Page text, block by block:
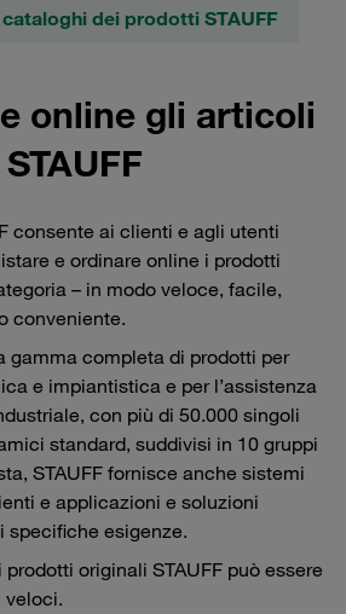
dei prodotti STAUFF
online gli articoli
STAUFF
consente ai clienti e agli utenti
e ordinare online i prodotti
– in modo veloce, facile,
conveniente.
gamma completa di prodotti per
e impiantistica e per l’assistenza
con più di 50.000 singoli
standard, suddivisi in 10 gruppi
STAUFF fornisce anche sistemi
e applicazioni e soluzioni
specifiche esigenze.
originali STAUFF può essere
veloci.